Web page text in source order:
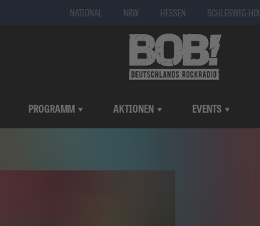
NATIONAL NRW HESSEN SCHLESWIG-
PROGRAMM AKTIONEN EVENTS